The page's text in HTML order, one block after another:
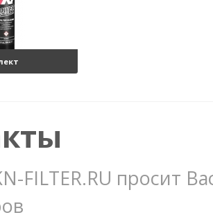
FILTER.RU просит